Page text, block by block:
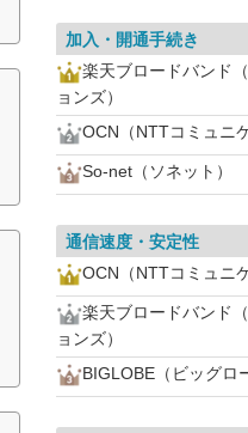
加入・開通手続き
楽天ブロードバンド
ョンズ）
OCN（NTTコミュニ
So-net（ソネット）
通信速度・安定性
OCN（NTTコミュニ
楽天ブロードバンド
ョンズ）
BIGLOBE（ビッグロ